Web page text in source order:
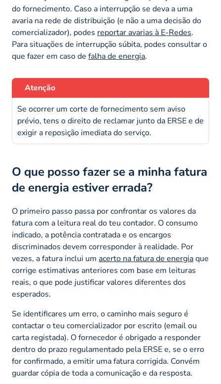
do fornecimento. Caso a interrupção se deva a uma
avaria na rede de distribuição (e não a uma decisão do
comercializador), podes reportar avarias à E-Redes.
Para situações de interrupção súbita, podes consultar o
que fazer em caso de falha de energia.
Atenção
Se ocorrer um corte de fornecimento sem aviso
prévio, tens o direito de reclamar junto da ERSE e de
exigir a reposição imediata do serviço.
O que posso fazer se a minha fatura
de energia estiver errada?
O primeiro passo passa por confrontar os valores da
fatura com a leitura real do teu contador. O consumo
indicado, a potência contratada e os encargos
discriminados devem corresponder à realidade. Por
vezes, a fatura inclui um acerto na fatura de energiaque
corrige estimativas anteriores com base em leituras
reais, o que pode justificar valores diferentes dos
esperados.
Se identificares um erro, o caminho mais seguro é
contactar o teu comercializador por escrito (email ou
carta registada). O fornecedor é obrigado a responder
dentro do prazo regulamentado pela ERSE e, se o erro
for confirmado, a emitir uma fatura corrigida. Convém
guardar cópia de toda a comunicação e da resposta.